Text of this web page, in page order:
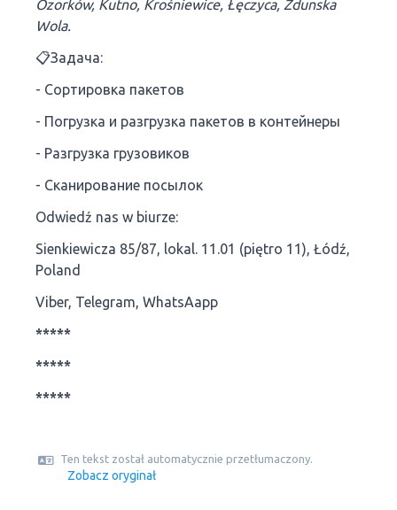
Ozorków, Kutno, Krośniewice, Łęczyca, Zdunska
Wola.
📋Задача:
- Сортировка пакетов
- Погрузка и разгрузка пакетов в контейнеры
- Разгрузка грузовиков
- Сканирование посылок
Odwiedź nas w biurze:
Sienkiewicza 85/87, lokal. 11.01 (piętro 11), Łódź,
Poland
Viber, Telegram, WhatsAapp
*****
*****
*****
Ten tekst został automatycznie przetłumaczony.
Zobacz oryginał